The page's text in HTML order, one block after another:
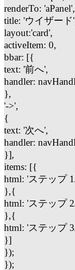
renderTo: 'aPanel',
title: 'ウイザード
layout:'card',
activeItem: 0,
bbar: [{
text: '前へ',
handler:
},
'->',
{
text: '次へ',
handler:
}],
items: [{
html: 'ステップ
},{
html: 'ステップ
},{
html: 'ステップ
}]
});
});